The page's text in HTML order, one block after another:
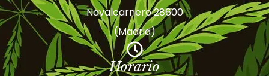
Navalcarnero 28600
(Madrid)
Horario